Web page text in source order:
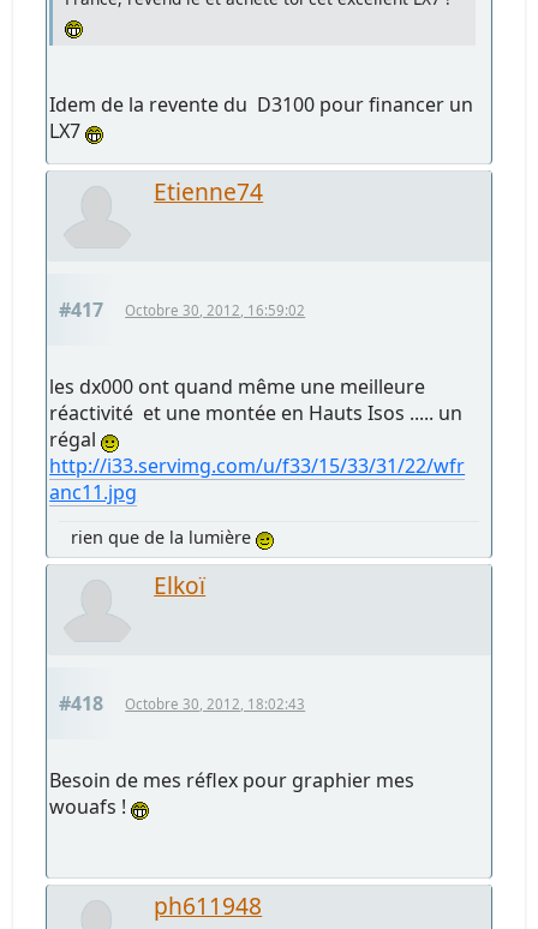
Idem de la revente du D3100 pour financer un
LX7
Etienne74
#417 Octobre 30, 2012, 16:59:02
les dx000 ont quand même une meilleure
réactivité et une montée en Hauts Isos ..... un
régal
http://i33.servimg.com/u/f33/15/33/31/22/wfr
anc11.jpg
rien que de la lumière
Elkoï
#418 Octobre 30, 2012, 18:02:43
Besoin de mes réflex pour graphier mes
wouafs !
ph611948